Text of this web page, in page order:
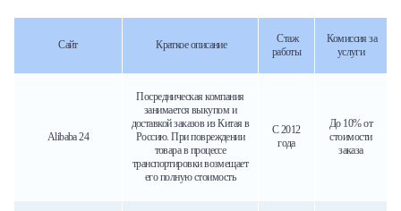
Сайт Краткое описание
Стаж
работы
Комиссия за
услуги
Alibaba 24
Посредническая компания
занимается выкупом и
доставкой заказов из Китая в
Россию. При повреждении
товара в процессе
транспортировки возмещает
его полную стоимость
С 2012
года
До 10% от
стоимости
заказа